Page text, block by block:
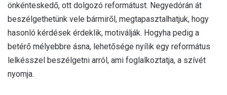
önkénteskedő, ott dolgozó reformátust. Negyedórán át
beszélgethetünk vele bármiről, megtapasztalhatjuk, hogy
hasonló kérdések érdeklik, motiválják. Hogyha pedig a
betérő mélyebbre ásna, lehetősége nyílik egy református
lelkésszel beszélgetni arról, ami foglalkoztatja, a szívét
nyomja.